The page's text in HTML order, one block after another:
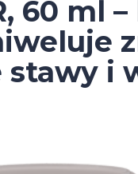
60 ml
i